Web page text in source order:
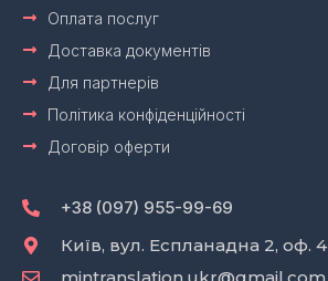
Оплата послуг
Доставка документів
Для партнерів
Політика конфіденційності
Договір оферти
+38 (097) 955-99-69
Київ, вул. Еспланадна 2, оф. 4